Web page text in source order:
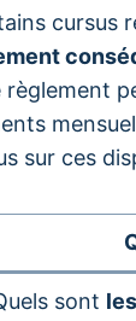
cursus
sur ces
sont